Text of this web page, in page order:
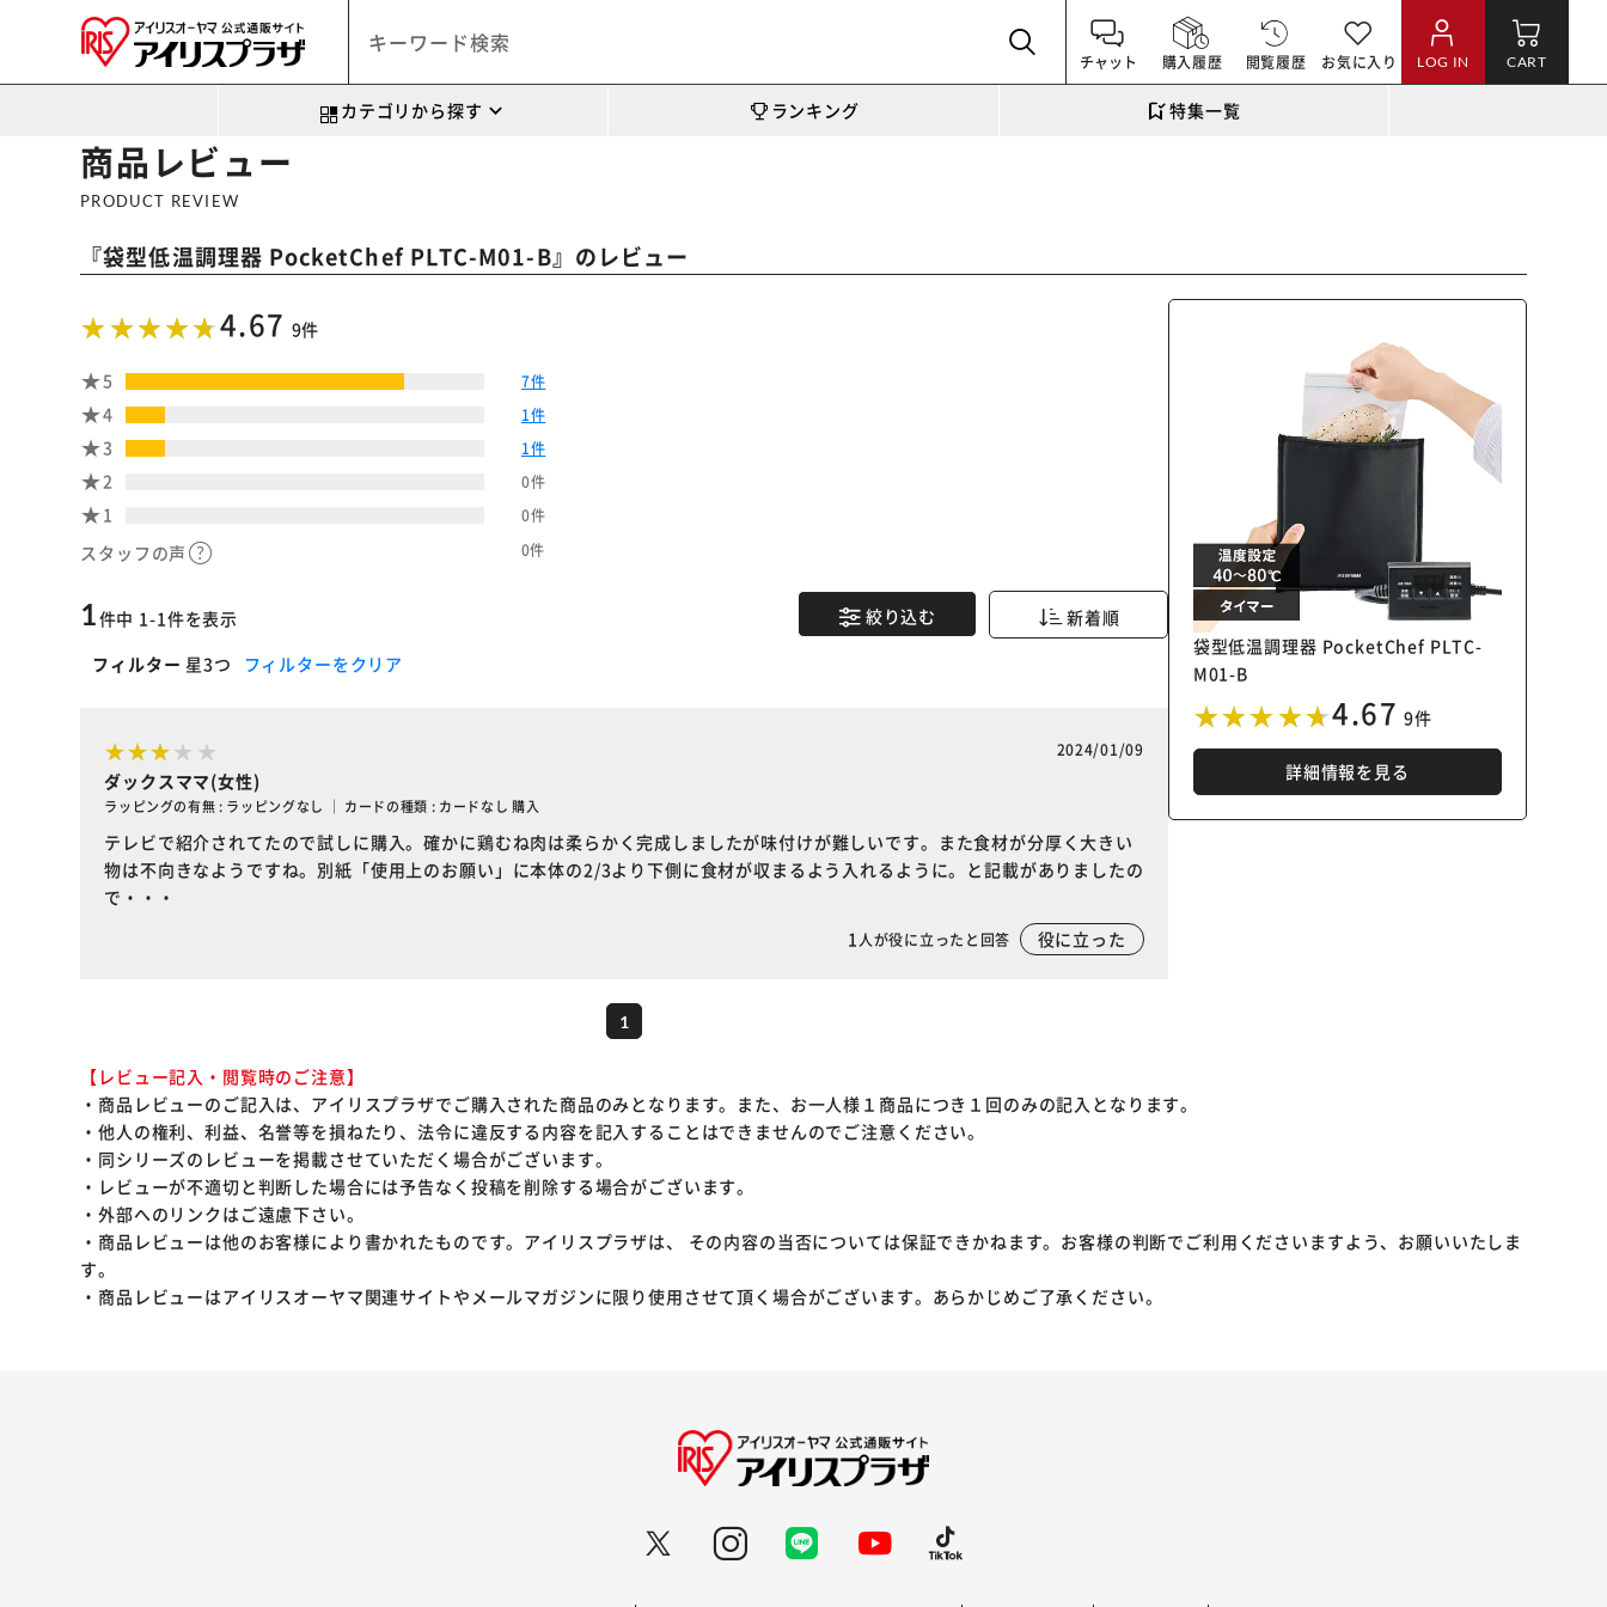
チャット 購入履歴 閲覧履歴 お気に入り LOG IN CART
カテゴリから探す ランキング 特集一覧
商品レビュー
PRODUCT REVIEW
『袋型低温調理器 PocketChef PLTC-M01-B』のレビュー
袋型低温調理器 PocketChef PLTC-
M01-B
4.67 9件
詳細情報を見る
4.67 9件
5 7件
4 1件
3 1件
2 0件
1 0件
スタッフの声 0件
絞り込む 新着順
1件中 1-1件を表示
フィルター 星3つ フィルターをクリア
2024/01/09
ダックスママ(女性)
ラッピングの有無 : ラッピングなし ｜ カードの種類 : カードなし 購入
テレビで紹介されてたので試しに購入。確かに鶏むね肉は柔らかく完成しましたが味付けが難しいです。また食材が分厚く大きい
物は不向きなようですね。別紙「使用上のお願い」に本体の2/3より下側に食材が収まるよう入れるように。と記載がありましたの
で・・・
1 人が役に立ったと回答 役に立った
1
【レビュー記入・閲覧時のご注意】
・商品レビューのご記入は、アイリスプラザでご購入された商品のみとなります。また、お一人様１商品につき１回のみの記入となります。
・他人の権利、利益、名誉等を損ねたり、法令に違反する内容を記入することはできませんのでご注意ください。
・同シリーズのレビューを掲載させていただく場合がございます。
・レビューが不適切と判断した場合には予告なく投稿を削除する場合がございます。
・外部へのリンクはご遠慮下さい。
・商品レビューは他のお客様により書かれたものです。アイリスプラザは、 その内容の当否については保証できかねます。お客様の判断でご利用くださいますよう、お願いいたしま
す。
・商品レビューはアイリスオーヤマ関連サイトやメールマガジンに限り使用させて頂く場合がございます。あらかじめご了承ください。